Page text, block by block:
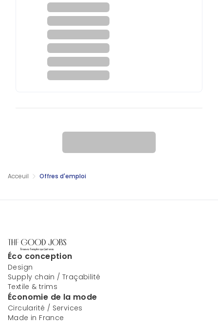
Acceuil Offres d'emploi
Éco conception
Design
Supply chain / Traçabilité
Textile & trims
Économie de la mode
Circularité / Services
Made in France